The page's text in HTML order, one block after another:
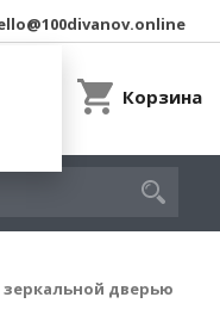
Корзина
дверью